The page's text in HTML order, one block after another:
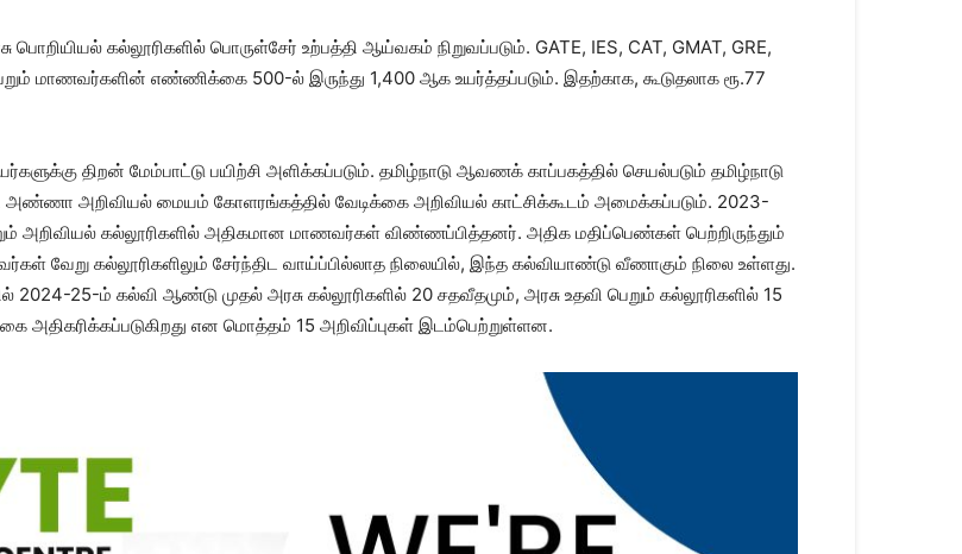
கல்லூரிகளில் பொருள்சேர் உற்பத்தி ஆய்வகம் நிறுவப்படும். GATE, IES, CAT, GMAT, GRE,
பெறும் மாணவர்களின் எண்ணிக்கை 500-ல் இருந்து 1,400 ஆக உயர்த்தப்படும். இதற்காக, கூடுதலாக ரூ.77
திறன் மேம்பாட்டு பயிற்சி அளிக்கப்படும். தமிழ்நாடு ஆவணக் காப்பகத்தில் செயல்படும் தமிழ்நாடு
அண்ணா அறிவியல் மையம் கோளரங்கத்தில் வேடிக்கை அறிவியல் காட்சிக்கூடம் அமைக்கப்படும். 2023-
அறிவியல் கல்லூரிகளில் அதிகமான மாணவர்கள் விண்ணப்பித்தனர். அதிக மதிப்பெண்கள் பெற்றிருந்தும்
வேறு கல்லூரிகளிலும் சேர்ந்திட வாய்ப்பில்லாத நிலையில், இந்த கல்வியாண்டு வீணாகும் நிலை உள்ளது.
25-ம் கல்வி ஆண்டு முதல் அரசு கல்லூரிகளில் 20 சதவீதமும், அரசு உதவி பெறும் கல்லூரிகளில் 15
அதிகரிக்கப்படுகிறது என மொத்தம் 15 அறிவிப்புகள் இடம்பெற்றுள்ளன.